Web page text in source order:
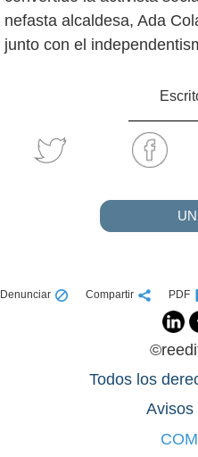
nefasta alcaldesa, Ada
junto con el
Denunciar Compartir PDF
Todos los
Avisos